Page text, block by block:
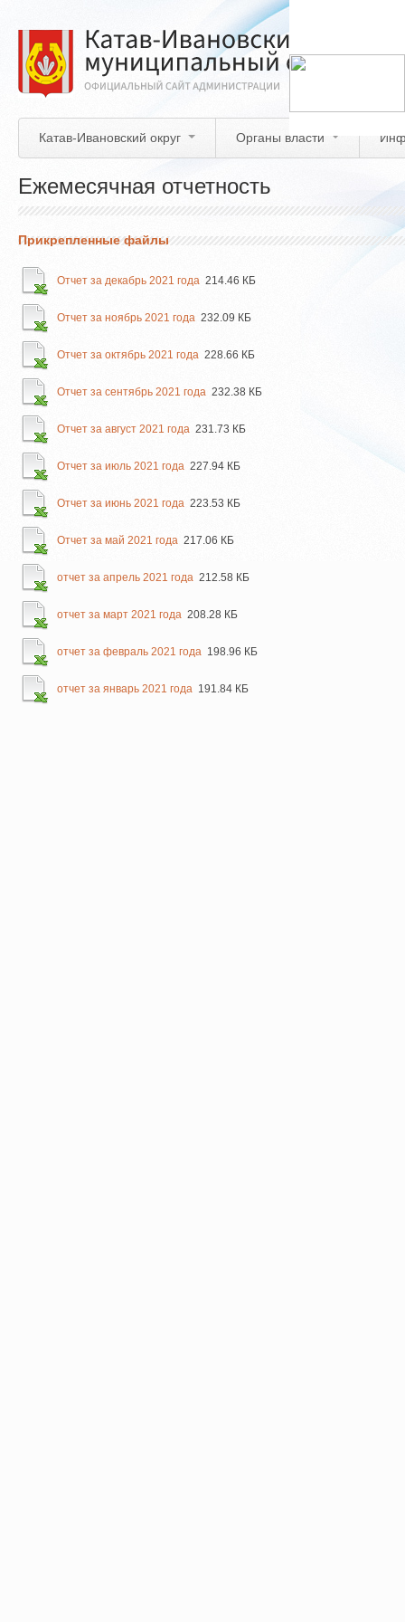
основному
содержанию
Катав-Ивановский округ Органы власти
Ежемесячная отчетность
Прикрепленные файлы
Отчет за декабрь 2021 года 214.46 КБ
Отчет за ноябрь 2021 года 232.09 КБ
Отчет за октябрь 2021 года 228.66 КБ
Отчет за сентябрь 2021 года 232.38 КБ
Отчет за август 2021 года 231.73 КБ
Отчет за июль 2021 года 227.94 КБ
Отчет за июнь 2021 года 223.53 КБ
Отчет за май 2021 года 217.06 КБ
отчет за апрель 2021 года 212.58 КБ
отчет за март 2021 года 208.28 КБ
отчет за февраль 2021 года 198.96 КБ
отчет за январь 2021 года 191.84 КБ